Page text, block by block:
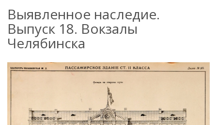
Выявленное наследие.
Выпуск 18. Вокзалы
Челябинска